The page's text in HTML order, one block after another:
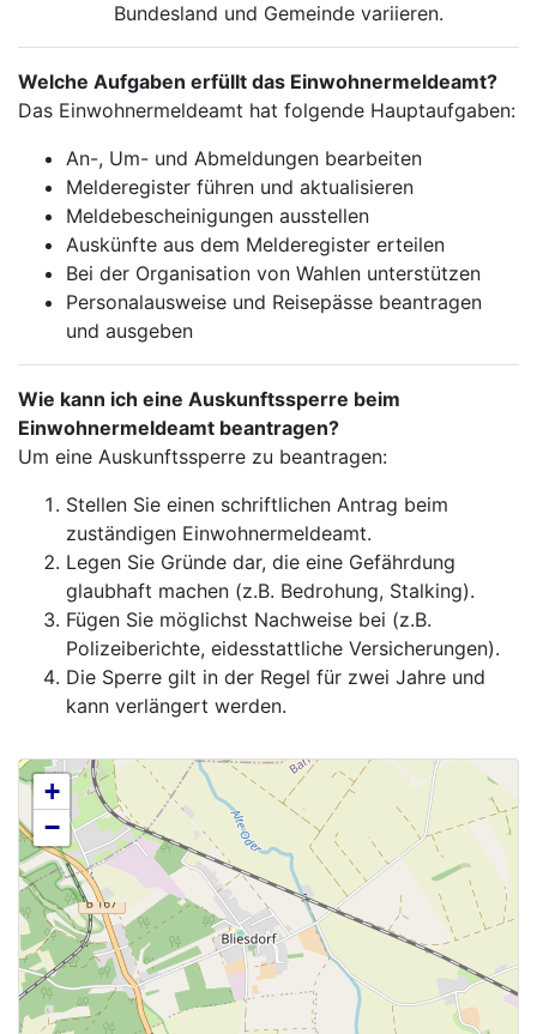
Bundesland und Gemeinde variieren.
Welche Aufgaben erfüllt das Einwohnermeldeamt?
Das Einwohnermeldeamt hat folgende Hauptaufgaben:
An-, Um- und Abmeldungen bearbeiten
Melderegister führen und aktualisieren
Meldebescheinigungen ausstellen
Auskünfte aus dem Melderegister erteilen
Bei der Organisation von Wahlen unterstützen
Personalausweise und Reisepässe beantragen
und ausgeben
Wie kann ich eine Auskunftssperre beim
Einwohnermeldeamt beantragen?
Um eine Auskunftssperre zu beantragen:
Stellen Sie einen schriftlichen Antrag beim
zuständigen Einwohnermeldeamt.
Legen Sie Gründe dar, die eine Gefährdung
glaubhaft machen (z.B. Bedrohung, Stalking).
Fügen Sie möglichst Nachweise bei (z.B.
Polizeiberichte, eidesstattliche Versicherungen).
Die Sperre gilt in der Regel für zwei Jahre und
kann verlängert werden.
+
−